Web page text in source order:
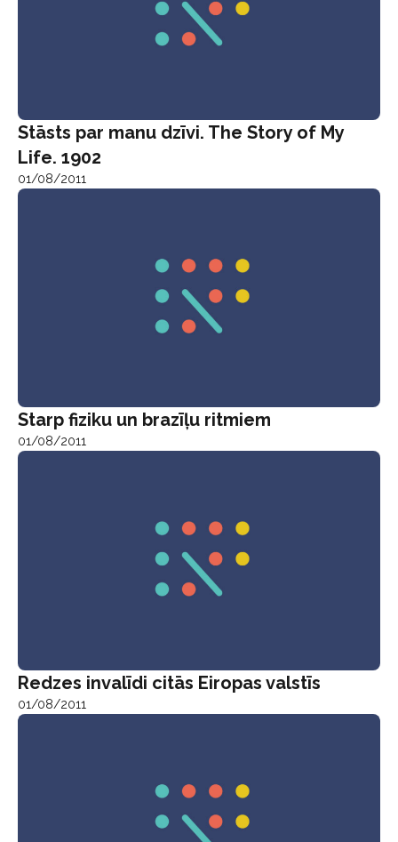
Stāsts par manu dzīvi. The Story of My
Life. 1902
01/08/2011
Starp fiziku un brazīļu ritmiem
01/08/2011
Redzes invalīdi citās Eiropas valstīs
01/08/2011